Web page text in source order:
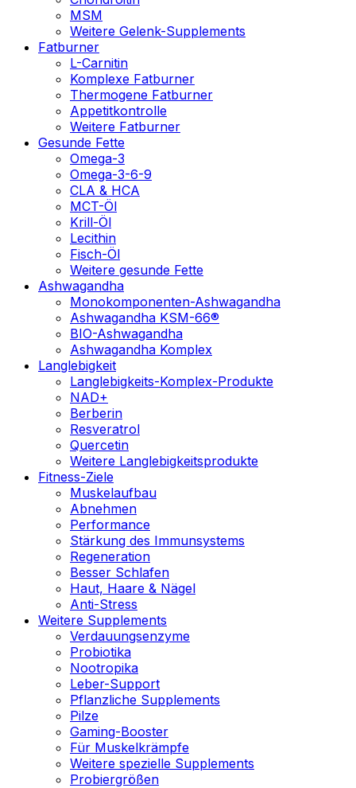
MSM
Weitere Gelenk-Supplements
Fatburner
L-Carnitin
Komplexe Fatburner
Thermogene Fatburner
Appetitkontrolle
Weitere Fatburner
Gesunde Fette
Omega-3
Omega-3-6-9
CLA & HCA
MCT-Öl
Krill-Öl
Lecithin
Fisch-Öl
Weitere gesunde Fette
Ashwagandha
Monokomponenten-Ashwagandha
Ashwagandha KSM-66®
BIO-Ashwagandha
Ashwagandha Komplex
Langlebigkeit
Langlebigkeits-Komplex-Produkte
NAD+
Berberin
Resveratrol
Quercetin
Weitere Langlebigkeitsprodukte
Fitness-Ziele
Muskelaufbau
Abnehmen
Performance
Stärkung des Immunsystems
Regeneration
Besser Schlafen
Haut, Haare & Nägel
Anti-Stress
Weitere Supplements
Verdauungsenzyme
Probiotika
Nootropika
Leber-Support
Pflanzliche Supplements
Pilze
Gaming-Booster
Für Muskelkrämpfe
Weitere spezielle Supplements
Probiergrößen